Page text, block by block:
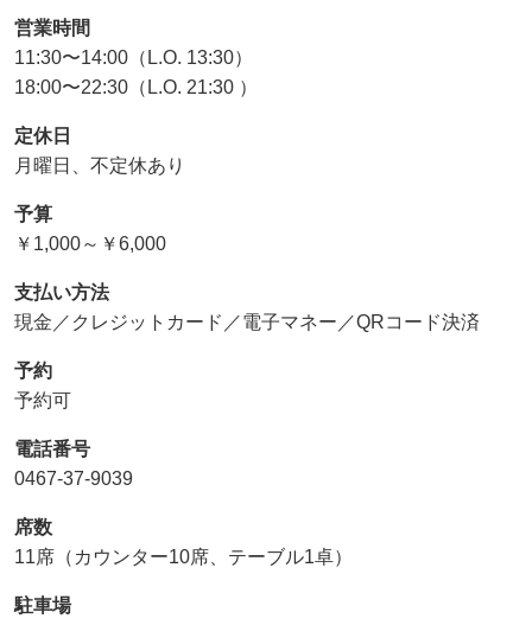
営業時間
11:30〜14:00（L.O. 13:30）
18:00〜22:30（L.O. 21:30 ）
定休日
月曜日、不定休あり
予算
￥1,000～￥6,000
支払い方法
現金／クレジットカード／電子マネー／QRコード決済
予約
予約可
電話番号
0467-37-9039
席数
11席（カウンター10席、テーブル1卓）
駐車場